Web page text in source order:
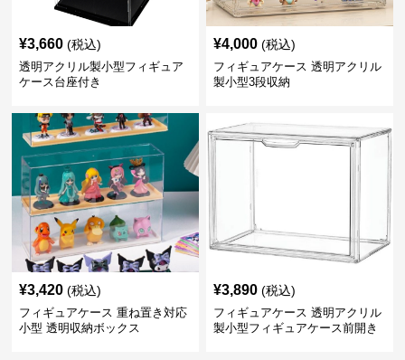
¥3,660 (税込)
透明アクリル製小型フィギュア
ケース台座付き
¥4,000 (税込)
フィギュアケース 透明アクリル
製小型3段収納
¥3,420 (税込)
フィギュアケース 重ね置き対応
小型 透明収納ボックス
¥3,890 (税込)
フィギュアケース 透明アクリル
製小型フィギュアケース前開き